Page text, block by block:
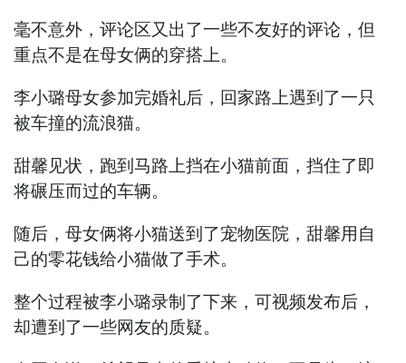
毫不意外，评论区又出了一些不友好的评论，但
重点不是在母女俩的穿搭上。
李小璐母女参加完婚礼后，回家路上遇到了一只
被车撞的流浪猫。
甜馨见状，跑到马路上挡在小猫前面，挡住了即
将碾压而过的车辆。
随后，母女俩将小猫送到了宠物医院，甜馨用自
己的零花钱给小猫做了手术。
整个过程被李小璐录制了下来，可视频发布后，
却遭到了一些网友的质疑。